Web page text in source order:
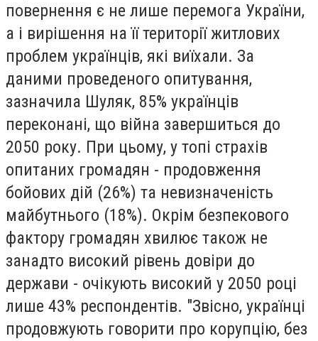
повернення є не лише перемога України,
а і вирішення на її території житлових
проблем українців, які виїхали. За
даними проведеного опитування,
зазначила Шуляк, 85% українців
переконані, що війна завершиться до
2050 року. При цьому, у топі страхів
опитаних громадян - продовження
бойових дій (26%) та невизначеність
майбутнього (18%). Окрім безпекового
фактору громадян хвилює також не
занадто високий рівень довіри до
держави - очікують високий у 2050 році
лише 43% респондентів. "Звісно, українці
продовжують говорити про корупцію, без